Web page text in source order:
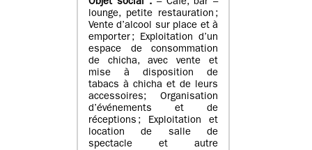
Objet social : – Café, bar –
lounge, petite restauration ;
Vente d’alcool sur place et à
emporter ; Exploitation d’un
espace de consommation
de chicha, avec vente et
mise à disposition de
tabacs à chicha et de leurs
accessoires; Organisation
d’événements et de
réceptions ; Exploitation et
location de salle de
spectacle et autre